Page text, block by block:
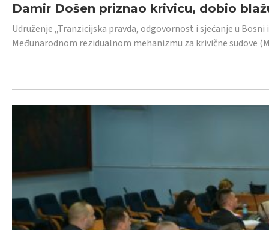
Damir Došen priznao krivicu, dobio
Udruženje „Tranzicijska pravda, odgovornost i sjećanje u
Međunarodnom rezidualnom mehanizmu za krivične sudove